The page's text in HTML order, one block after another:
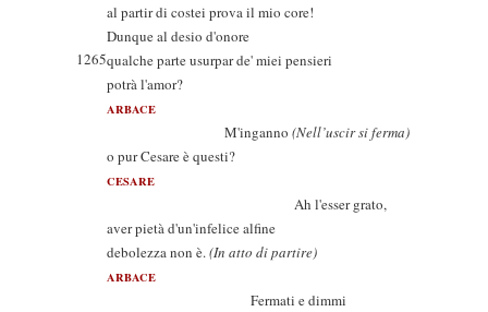
al partir di costei prova il mio core!
Dunque al desio d'onore
1265qualche parte usurpar de' miei pensieri
potrà l'amor?
ARBACE
M'inganno (Nell’uscir si ferma)
o pur Cesare è questi?
CESARE
Ah l'esser grato,
aver pietà d'un'infelice alfine
debolezza non è.(In atto di partire)
ARBACE
Fermati e dimmi